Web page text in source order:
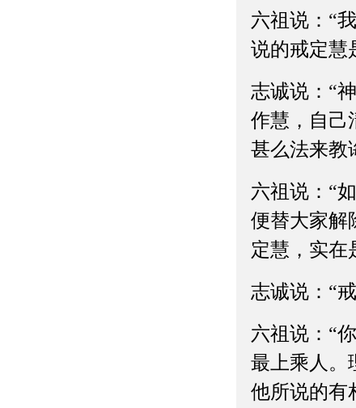
六祖说：“
说的戒定慧
志诚说：“
作慧，自己
甚么法来教
六祖说：“
便替大家解
定慧，实在
志诚说：“
六祖说：“
最上乘人。
他所说的有